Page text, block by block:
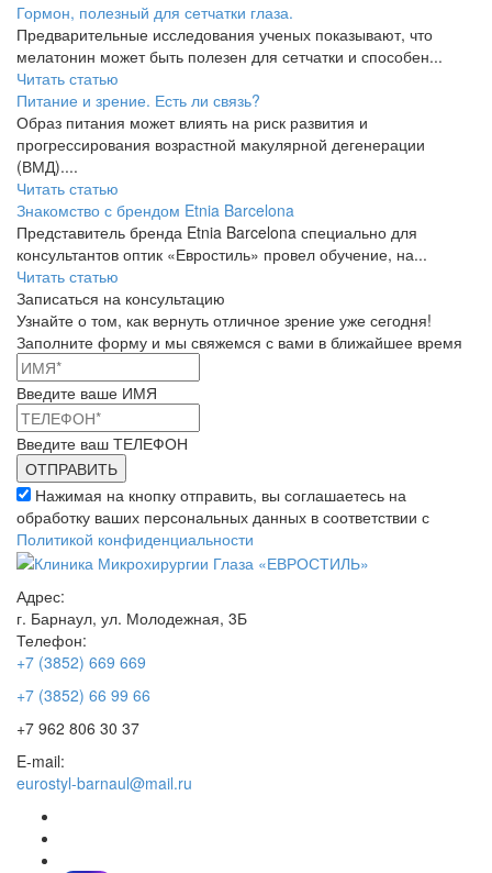
Гормон, полезный для сетчатки глаза.
Предварительные исследования ученых показывают, что
мелатонин может быть полезен для сетчатки и способен...
Читать статью
Питание и зрение. Есть ли связь?
Образ питания может влиять на риск развития и
прогрессирования возрастной макулярной дегенерации
(ВМД)....
Читать статью
Знакомство с брендом Etnia Barcelona
Представитель бренда Etnia Barcelona специально для
консультантов оптик «Евростиль» провел обучение, на...
Читать статью
Записаться на консультацию
Узнайте о том, как вернуть отличное зрение уже сегодня!
Заполните форму и мы свяжемся с вами в ближайшее время
Введите ваше ИМЯ
Введите ваш ТЕЛЕФОН
Нажимая на кнопку отправить, вы соглашаетесь на
обработку ваших персональных данных в соответствии с
Политикой конфиденциальности
Адрес:
г. Барнаул, ул. Молодежная, 3Б
Телефон:
+7 (3852) 669 669
+7 (3852) 66 99 66
+7 962 806 30 37
E-mail:
eurostyl-barnaul@mail.ru